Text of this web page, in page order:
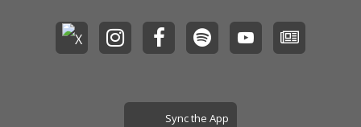
Sync the App